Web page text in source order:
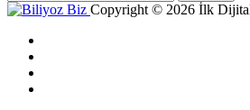
Copyright © 2026 İlk Dijital